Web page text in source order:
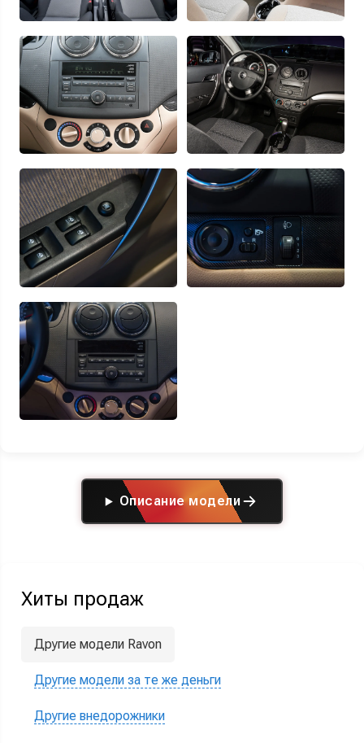
Описание модели
Хиты продаж
Другие модели Ravon
Другие модели за те же деньги
Другие внедорожники